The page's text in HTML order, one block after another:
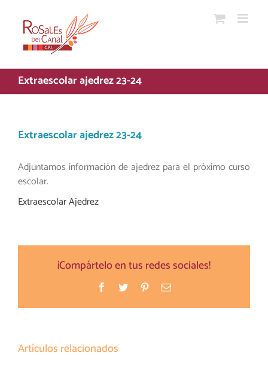
contenido
Extraescolar ajedrez 23-24
Extraescolar ajedrez 23-24
Adjuntamos información de ajedrez para el próximo curso
escolar.
Extraescolar Ajedrez
¡Compártelo en tus redes sociales!
Facebook
Twitter PinterestCorreo
Artículos relacionados